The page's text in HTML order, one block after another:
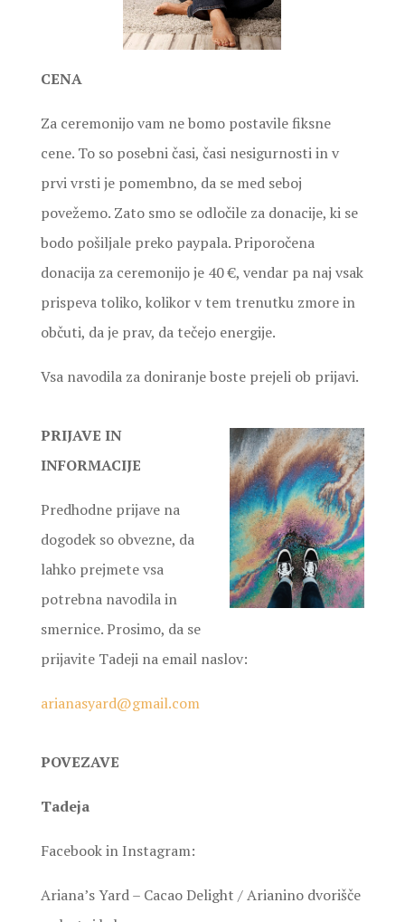
CENA
Za ceremonijo vam ne bomo postavile fiksne
cene. To so posebni časi, časi nesigurnosti in v
prvi vrsti je pomembno, da se med seboj
povežemo. Zato smo se odločile za donacije, ki se
bodo pošiljale preko paypala. Priporočena
donacija za ceremonijo je 40 €, vendar pa naj vsak
prispeva toliko, kolikor v tem trenutku zmore in
občuti, da je prav, da tečejo energije.
Vsa navodila za doniranje boste prejeli ob prijavi.
PRIJAVE IN
INFORMACIJE
Predhodne prijave na
dogodek so obvezne, da
lahko prejmete vsa
potrebna navodila in
smernice. Prosimo, da se
prijavite Tadeji na email naslov:
arianasyard@gmail.com
POVEZAVE
Tadeja
Facebook in Instagram:
Ariana’s Yard – Cacao Delight / Arianino dvorišče